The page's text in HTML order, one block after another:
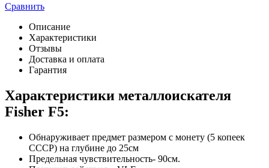
Сравнить
Описание
Характеристики
Отзывы
Доставка и оплата
Гарантия
Характеристики металлоискателя
Fisher F5:
Обнаруживает предмет размером с монету (5 копеек
СССР) на глубине до 25см
Предельная чувствительность- 90см.